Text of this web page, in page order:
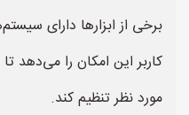
برخی از ابزارها دارای
کاربر این امکان را می‌دهد
مورد نظر تنظیم کند.